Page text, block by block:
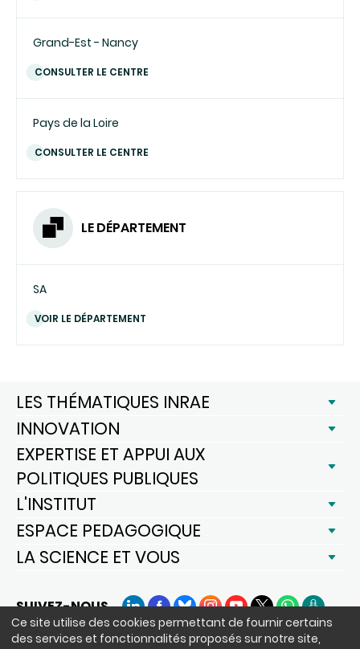
Ce site utilise des cookies permettant de fournir certains
des services et fonctionnalités proposés sur notre site,
Grand-Est - Nancy
CONSULTER LE CENTRE
Pays de la Loire
CONSULTER LE CENTRE
LE DÉPARTEMENT
SA
VOIR LE DÉPARTEMENT
LES THÉMATIQUES INRAE
INNOVATION
EXPERTISE ET APPUI AUX
POLITIQUES PUBLIQUES
L'INSTITUT
ESPACE PEDAGOGIQUE
LA SCIENCE ET VOUS
SUIVEZ-NOUS
LinkedInFacebook
BlueSkyInstagram
YouTube
X WhatsAppPodcasts